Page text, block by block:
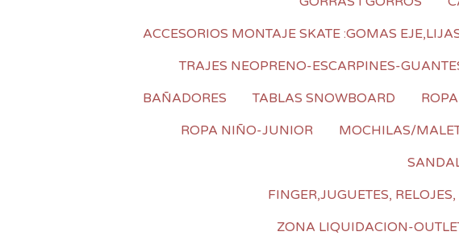
ACCESORIOS MONTAJE SKATE :GOMAS
TRAJES NEOPRENO-ESCARPINES-
BAÑADORES
TABLAS SNOWBOARD
ROPA NIÑO-JUNIOR
MOCHILAS/
FINGER,JUGUETES,
ZONA LIQUIDACION-